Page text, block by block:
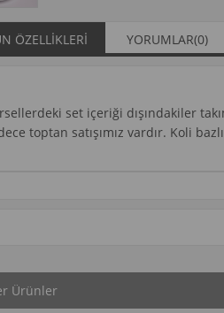
ÖZELLIKLERI YORUMLAR(0)
set içeriği dışındakiler
toptan satışımız vardır. Koli
Ürünler